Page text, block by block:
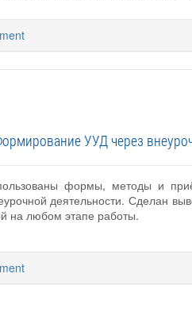
УУД через
формы, методы и
деятельности. Сделан
на любом этапе работы.